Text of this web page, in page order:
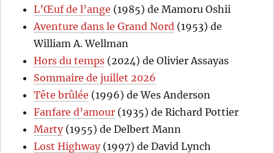
L’Œuf de l’ange (1985) de Mamoru Oshii
Aventure dans le Grand Nord (1953) de
William A. Wellman
Hors du temps (2024) de Olivier Assayas
Sommaire de juillet 2026
Tête brûlée (1996) de Wes Anderson
Fanfare d’amour (1935) de Richard Pottier
Marty(1955) de Delbert Mann
Lost Highway(1997) de David Lynch